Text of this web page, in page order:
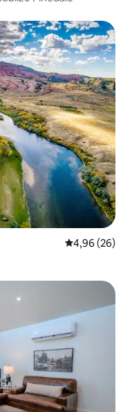
Średnia
4,96 (26)